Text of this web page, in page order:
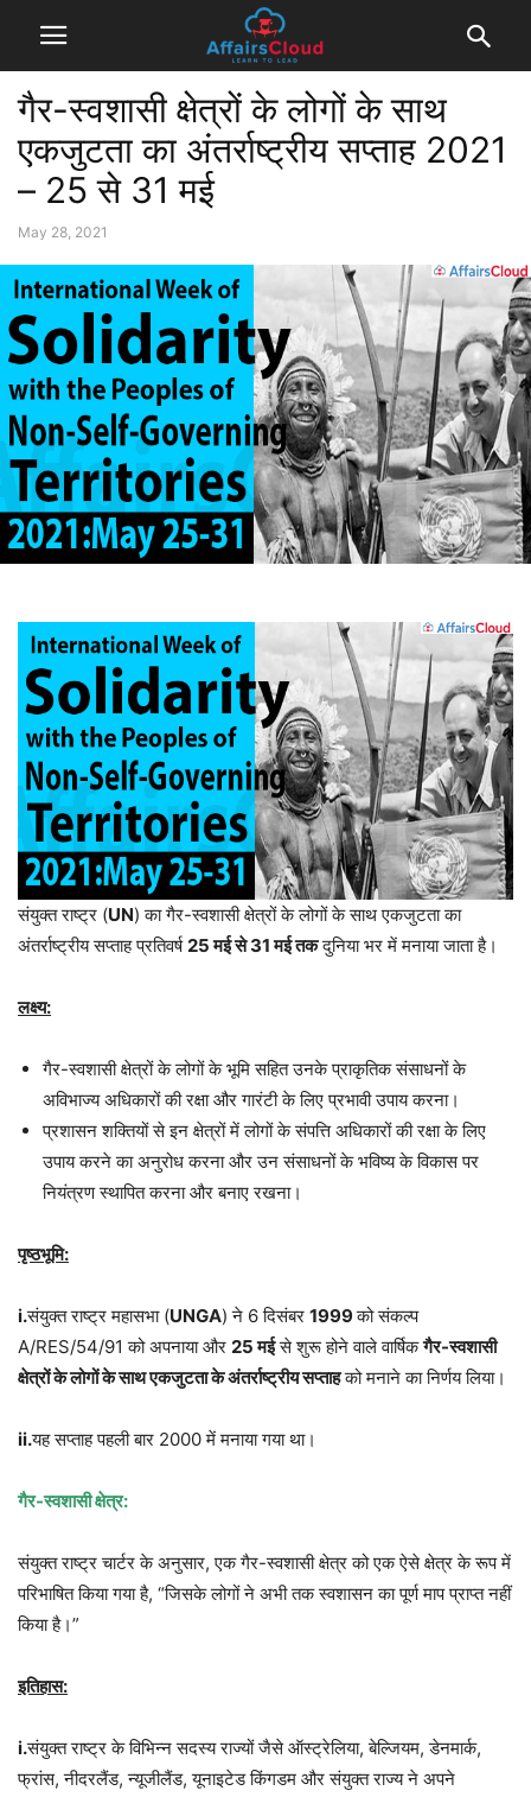
गैर-स्वशासी क्षेत्रों के लोगों के साथ
एकजुटता का अंतर्राष्ट्रीय सप्ताह 2021
– 25 से 31 मई
May 28, 2021
संयुक्त राष्ट्र (UN) का गैर-स्वशासी क्षेत्रों के लोगों के साथ एकजुटता का
अंतर्राष्ट्रीय सप्ताह प्रतिवर्ष25मई से31मई तकदुनिया भर में मनाया जाता है।
लक्ष्य:
गैर-स्वशासी क्षेत्रों के लोगों के भूमि सहित उनके प्राकृतिक संसाधनों के
अविभाज्य अधिकारों की रक्षा और गारंटी के लिए प्रभावी उपाय करना।
प्रशासन शक्तियों से इन क्षेत्रों में लोगों के संपत्ति अधिकारों की रक्षा के लिए
उपाय करने का अनुरोध करना और उन संसाधनों के भविष्य के विकास पर
नियंत्रण स्थापित करना और बनाए रखना।
पृष्ठभूमि:
i.संयुक्त राष्ट्र महासभा (UNGA) ने 6 दिसंबर 1999को संकल्प
A/RES/54/91 को अपनाया और 25मईसे शुरू होने वाले वार्षिकगैर-स्वशासी
क्षेत्रों के लोगों के साथ एकजुटता के अंतर्राष्ट्रीय सप्ताहको मनाने का निर्णय लिया।
ii.यह सप्ताह पहली बार 2000 में मनाया गया था।
गैर-स्वशासी क्षेत्र:
संयुक्त राष्ट्र चार्टर के अनुसार, एक गैर-स्वशासी क्षेत्र को एक ऐसे क्षेत्र के रूप में
परिभाषित किया गया है, “जिसके लोगों ने अभी तक स्वशासन का पूर्ण माप प्राप्त नहीं
किया है।”
इतिहास:
i.संयुक्त राष्ट्र के विभिन्न सदस्य राज्यों जैसे ऑस्ट्रेलिया, बेल्जियम, डेनमार्क,
फ्रांस, नीदरलैंड, न्यूजीलैंड, यूनाइटेड किंगडम और संयुक्त राज्य ने अपने